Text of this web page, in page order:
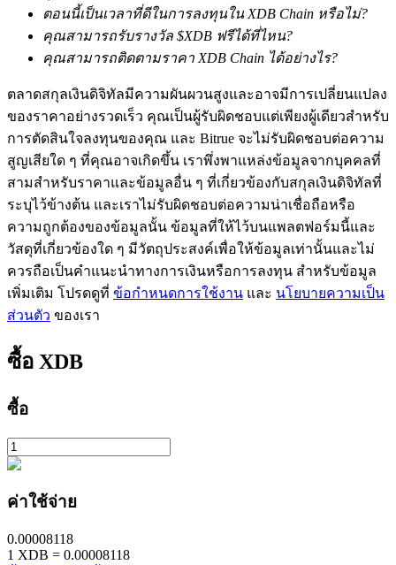
เงินกู้
ลงทุนอัตโนมัติ
คว้าผลกำไรระยะยาวและผลประโยชน์ที่ยืดหยุ่น
Bitrue AI
ตอนนี้เป็นเวลาที่ดีในการลงทุนใน XDB Chain หรือไม่?
คุณสามารถรับรางวัล $XDB ฟรีได้ที่ไหน?
คุณสามารถติดตามราคา XDB Chain ได้อย่างไร?
ตลาดสกุลเงินดิจิทัลมีความผันผวนสูงและอาจมีการเปลี่ยนแปลง
ของราคาอย่างรวดเร็ว คุณเป็นผู้รับผิดชอบแต่เพียงผู้เดียวสำหรับ
การตัดสินใจลงทุนของคุณ และ Bitrue จะไม่รับผิดชอบต่อความ
สูญเสียใด ๆ ที่คุณอาจเกิดขึ้น เราพึ่งพาแหล่งข้อมูลจากบุคคลที่
สามสำหรับราคาและข้อมูลอื่น ๆ ที่เกี่ยวข้องกับสกุลเงินดิจิทัลที่
ระบุไว้ข้างต้น และเราไม่รับผิดชอบต่อความน่าเชื่อถือหรือ
ความถูกต้องของข้อมูลนั้น ข้อมูลที่ให้ไว้บนแพลตฟอร์มนี้และ
วัสดุที่เกี่ยวข้องใด ๆ มีวัตถุประสงค์เพื่อให้ข้อมูลเท่านั้นและไม่
ควรถือเป็นคำแนะนำทางการเงินหรือการลงทุน สำหรับข้อมูล
เพิ่มเติม โปรดดูที่ ข้อกำหนดการใช้งาน และ นโยบายความเป็น
ส่วนตัว ของเรา
ซื้อ XDB
ซื้อ
ค่าใช้จ่าย
0.00008118
1 XDB = 0.00008118